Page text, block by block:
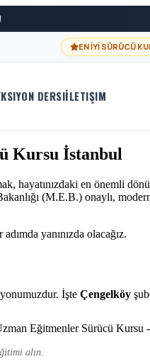
EN İYİ SÜRÜCÜ
DERSIİLETIŞIM
Kursu İstanbul
hayatınızdaki en önemli
(M.E.B.) onaylı,
yanınızda olacağız.
İşte Çengelköy
alın.